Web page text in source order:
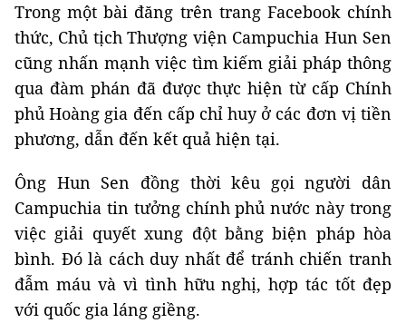
Trong một bài đăng trên trang Facebook chính
thức, Chủ tịch Thượng viện Campuchia Hun Sen
cũng nhấn mạnh việc tìm kiếm giải pháp thông
qua đàm phán đã được thực hiện từ cấp Chính
phủ Hoàng gia đến cấp chỉ huy ở các đơn vị tiền
phương, dẫn đến kết quả hiện tại.
Ông Hun Sen đồng thời kêu gọi người dân
Campuchia tin tưởng chính phủ nước này trong
việc giải quyết xung đột bằng biện pháp hòa
bình. Đó là cách duy nhất để tránh chiến tranh
đẫm máu và vì tình hữu nghị, hợp tác tốt đẹp
với quốc gia láng giềng.